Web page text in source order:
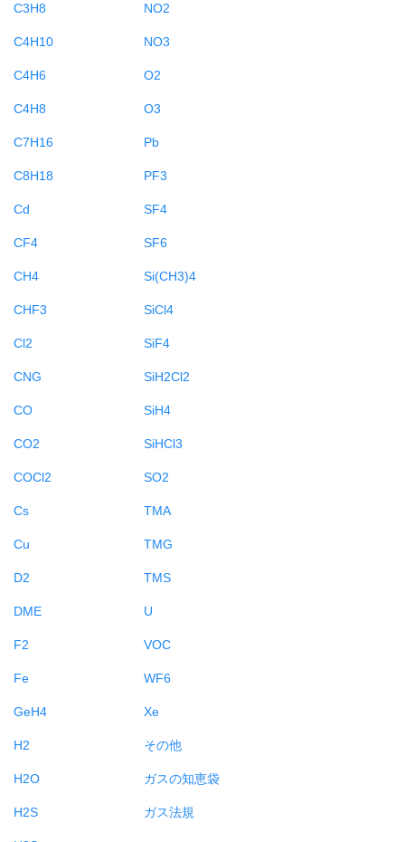
C3H8
C4H10
C4H6
C4H8
C7H16
C8H18
Cd
CF4
CH4
CHF3
Cl2
CNG
CO
CO2
COCl2
Cs
Cu
D2
DME
F2
Fe
GeH4
H2
H2O
H2S
NO2
NO3
O2
O3
Pb
PF3
SF4
SF6
Si(CH3)4
SiCl4
SiF4
SiH2Cl2
SiH4
SiHCl3
SO2
TMA
TMG
TMS
U
VOC
WF6
Xe
その他
ガスの知恵袋
ガス法規